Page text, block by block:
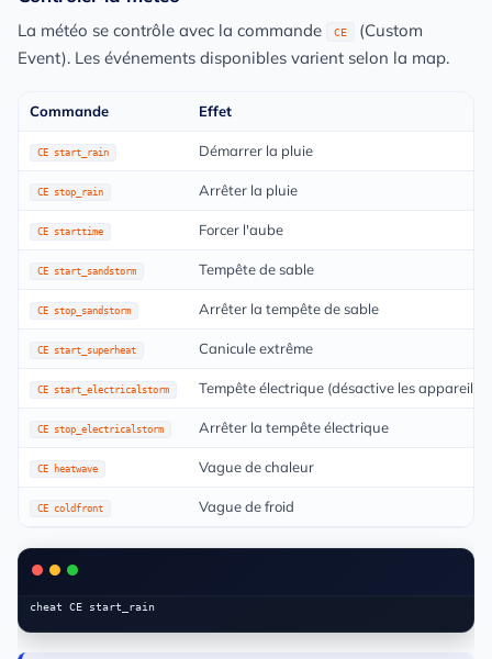
La météo se contrôle avec la commande CE
(Custom
Event). Les événements disponibles varient selon la map.
Commande Effet
CE start_rain Démarrer la pluie
CE stop_rain Arrêter la pluie
CE starttime Forcer l'aube
CE start_sandstorm Tempête de sable
CE stop_sandstorm Arrêter la tempête de sable
CE start_superheat Canicule extrême
CE start_electricalstorm Tempête électrique (désactive les appareils)
CE stop_electricalstorm Arrêter la tempête électrique
CE heatwave Vague de chaleur
CE coldfront Vague de froid